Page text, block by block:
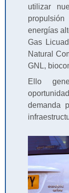
utilizar
energías
Gas
Natural
GNL,
Ello
demanda